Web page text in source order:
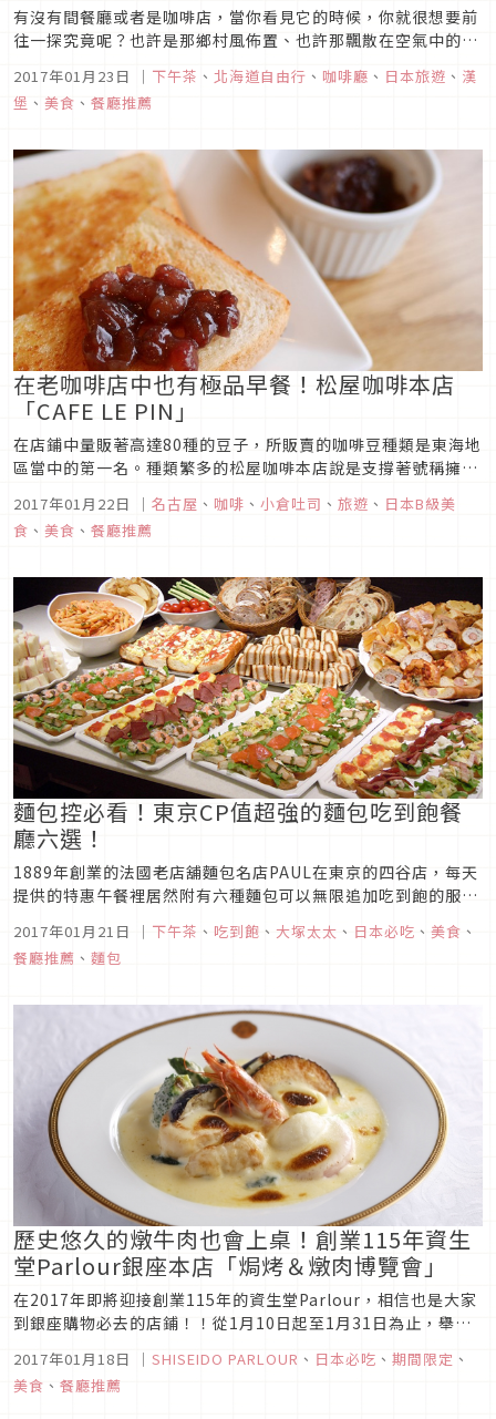
有沒有間餐廳或者是咖啡店，當你看見它的時候，你就很想要前
往一探究竟呢？也許是那鄉村風佈置、也許那飄散在空氣中的咖
啡香，像是引著你想要前往呢？位於北海道美瑛的Picnic就是這
樣一間具有獨特魅力的咖啡廳!就在大馬路旁卻擁有座落森林內
的自然美景、只要掏出一個硬幣就能享受手工製作佳餚，夏冬兩
2017年01月23日 ｜ 下午茶 、 北海道自由行 、 咖啡廳 、 日本旅遊 、 漢
堡 、 美食 、 餐廳推薦
在老咖啡店中也有極品早餐！松屋咖啡本店
「CAFE LE PIN」
在店鋪中量販著高達80種的豆子，所販賣的咖啡豆種類是東海地
區當中的第一名。種類繁多的松屋咖啡本店說是支撐著號稱擁有
全國第2多喫茶店的喫茶王國・愛知縣的咖啡文化也不為過吧。
而松屋咖啡本店不只有販賣咖啡豆而已，也有開設和店面一起經
營的咖啡廳，都可以喝得到量販咖啡豆所沖泡的咖啡唷。
2017年01月22日 ｜ 名古屋 、 咖啡 、 小倉吐司 、 旅遊 、 日本B級美
食 、 美食 、 餐廳推薦
麵包控必看！東京CP值超強的麵包吃到飽餐
廳六選！
1889年創業的法國老店舖麵包名店PAUL在東京的四谷店，每天
提供的特惠午餐裡居然附有六種麵包可以無限追加吃到飽的服
務，任誰聽了都會覺得超值無比。名店的麵包加上附上新鮮有機
沙拉的五種美味午餐選擇，服務人員會在現場隨時運送剛出爐的
麵包到桌邊服務，優雅舒適的空間，讓吃到飽變得有質感起來。
2017年01月21日 ｜ 下午茶 、 吃到飽 、 大塚太太 、 日本必吃 、 美食 、
餐廳推薦 、 麵包
歷史悠久的燉牛肉也會上桌！創業115年資生
堂Parlour銀座本店「焗烤＆燉肉博覽會」
在2017年即將迎接創業115年的資生堂Parlour，相信也是大家
到銀座購物必去的店鋪！！從1月10日起至1月31日為止，舉辦
幕。
2017年01月18日 ｜ SHISEIDO PARLOUR 、 日本必吃 、 期間限定 、
美食 、 餐廳推薦